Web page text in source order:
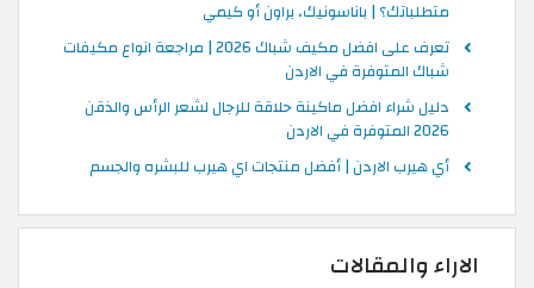
متطلباتك؟ | باناسونيك، براون أو كيمي
تعرف على افضل مكيف شباك 2026 | مراجعة انواع مكيفات
شباك المتوفرة في الاردن
دليل شراء افضل ماكينة حلاقة للرجال لشعر الرأس والذقن
2026 المتوفرة في الاردن
أي هيرب الاردن | أفضل منتجات اي هيرب للبشره والجسم
الاراء والمقالات